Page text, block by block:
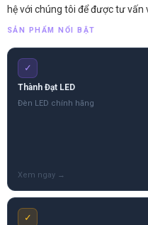
hệ với chúng tôi để được tư vấn
SẢN PHẨM NỔI BẬT
✓
Thành Đạt LED
Đèn LED chính hãng
✓